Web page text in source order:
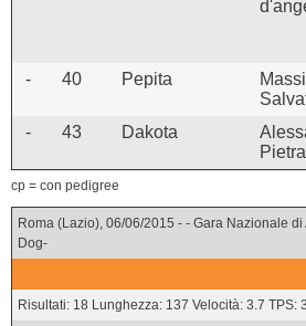
- 40 Pepita
- 43 Dakota
cp = con pedigree
Roma (Lazio), 06/06/2015 - - Gara Nazionale di
Dog-
Risultati: 18 Lunghezza: 137 Velocità: 3.7 TPS: